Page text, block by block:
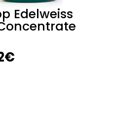
Edelweiss
€El